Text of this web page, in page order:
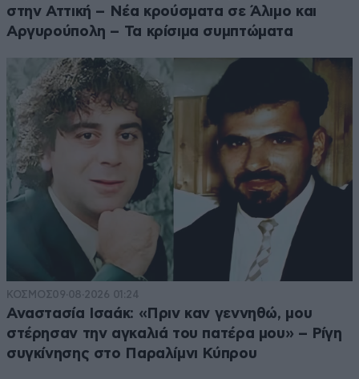
στην Αττική – Νέα κρούσματα σε Άλιμο και
Αργυρούπολη – Τα κρίσιμα συμπτώματα
ΚΟΣΜΟΣ09·08·2026 01:24
Αναστασία Ισαάκ: «Πριν καν γεννηθώ, μου
στέρησαν την αγκαλιά του πατέρα μου» – Ρίγη
συγκίνησης στο Παραλίμνι Κύπρου